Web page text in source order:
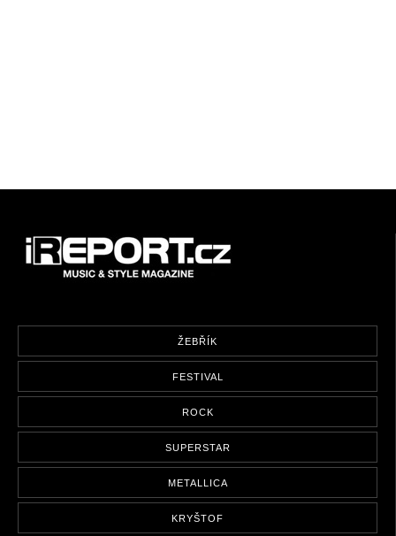
ŽEBŘÍK
FESTIVAL
ROCK
SUPERSTAR
METALLICA
KRYŠTOF